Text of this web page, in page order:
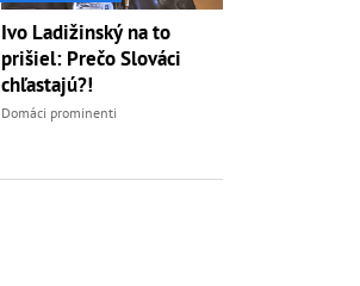
Ivo Ladižinský na to
prišiel: Prečo Slováci
chľastajú?!
Domáci prominenti